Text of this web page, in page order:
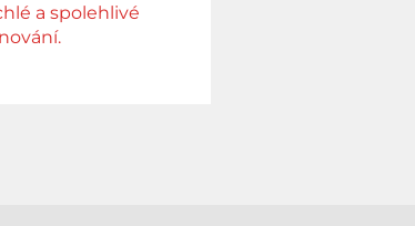
a spolehlivé